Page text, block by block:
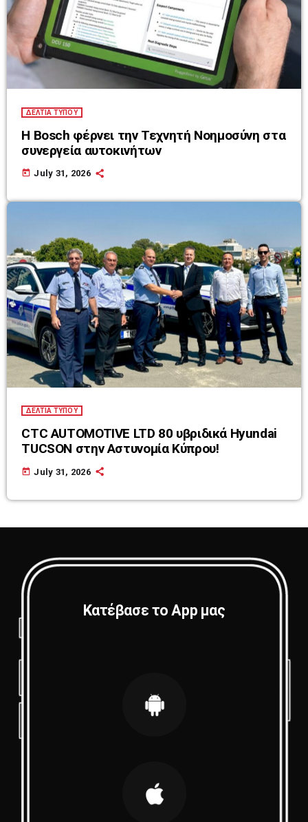
ΔΕΛΤΙΑ ΤΥΠΟΥ
Η Bosch φέρνει την Τεχνητή Νοημοσύνη στα
συνεργεία αυτοκινήτων
today July 31, 2026
ΔΕΛΤΙΑ ΤΥΠΟΥ
CTC AUTOMOTIVE LTD 80 υβριδικά Hyundai
TUCSON στην Αστυνομία Κύπρου!
today July 31, 2026
Κατέβασε το App μας